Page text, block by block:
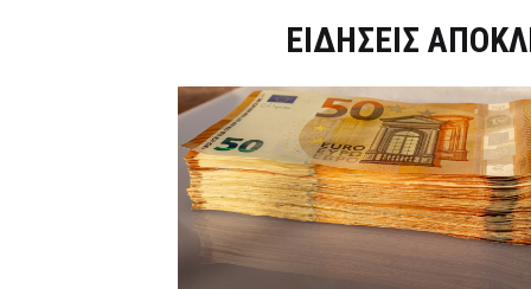
ΕΙΔΗΣΕΙΣ